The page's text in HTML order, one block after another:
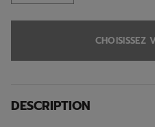
CHOISISSEZ
DESCRIPTION